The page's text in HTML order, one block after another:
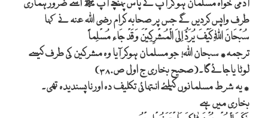
طرف واپس کردیں گے جس پر صحابہ کرام رضی اللہ عنہ نے کہا
سُبْحَانَ اللّٰہِ کَیْفَ یُرَدُّ اِلیَ الْمُشْرِکِیْنَ وَقَدْ جَاء مُسْلِماً
ترجمہ٭ سبحان اللہ! جو مسلمان ہوکر آیا وہ مشرکین کی طرف کیسے
لوٹا یاجائے گا۔(صحیح بخاری ج اول ص۳۸۰)
٭ یہ شرط مسلمانوں کیلئے انتہائی تکلیف دہ اور ناپسندیدہ تھی۔
بخاری میں ہے